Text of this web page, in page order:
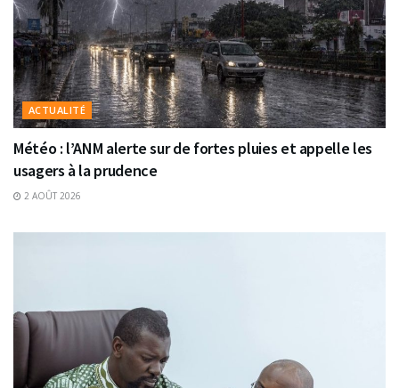
ACTUALITÉ
Météo : l’ANM alerte sur de fortes pluies et appelle les
usagers à la prudence
2 AOÛT 2026